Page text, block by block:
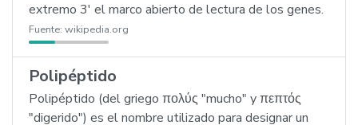
extremo 3' el marco abierto de lectura de los genes.
Fuente: wikipedia.org
Polipéptido
Polipéptido (del griego πολύς "mucho" y πεπτός
"digerido") es el nombre utilizado para designar un